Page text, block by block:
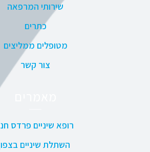
שירותי המרפאה
כתרים
מטופלים ממליצים
צור קשר
רופא שיניים פרדס
השתלת שיניים